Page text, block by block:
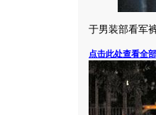
于男装部看军
点击此处查看全